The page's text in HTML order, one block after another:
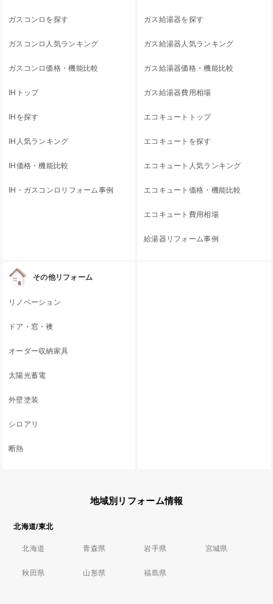
ガスコンロを探す
ガスコンロ人気ランキング
ガスコンロ価格・機能比較
IHトップ
IHを探す
IH人気ランキング
IH価格・機能比較
IH・ガスコンロリフォーム事例
ガス給湯器を探す
ガス給湯器人気ランキング
ガス給湯器価格・機能比較
ガス給湯器費用相場
エコキュートトップ
エコキュートを探す
エコキュート人気ランキング
エコキュート価格・機能比較
エコキュート費用相場
給湯器リフォーム事例
その他リフォーム
リノベーション
ドア・窓・襖
オーダー収納家具
太陽光蓄電
外壁塗装
シロアリ
断熱
地域別リフォーム情報
北海道/東北
北海道 青森県 岩手県 宮城県
秋田県 山形県 福島県